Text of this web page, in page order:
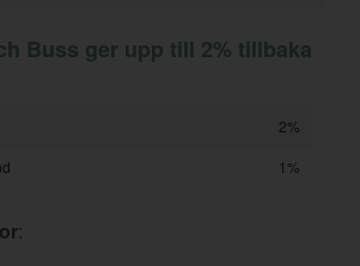
Buss ger upp till 2% tillbaka
2%
1%
: